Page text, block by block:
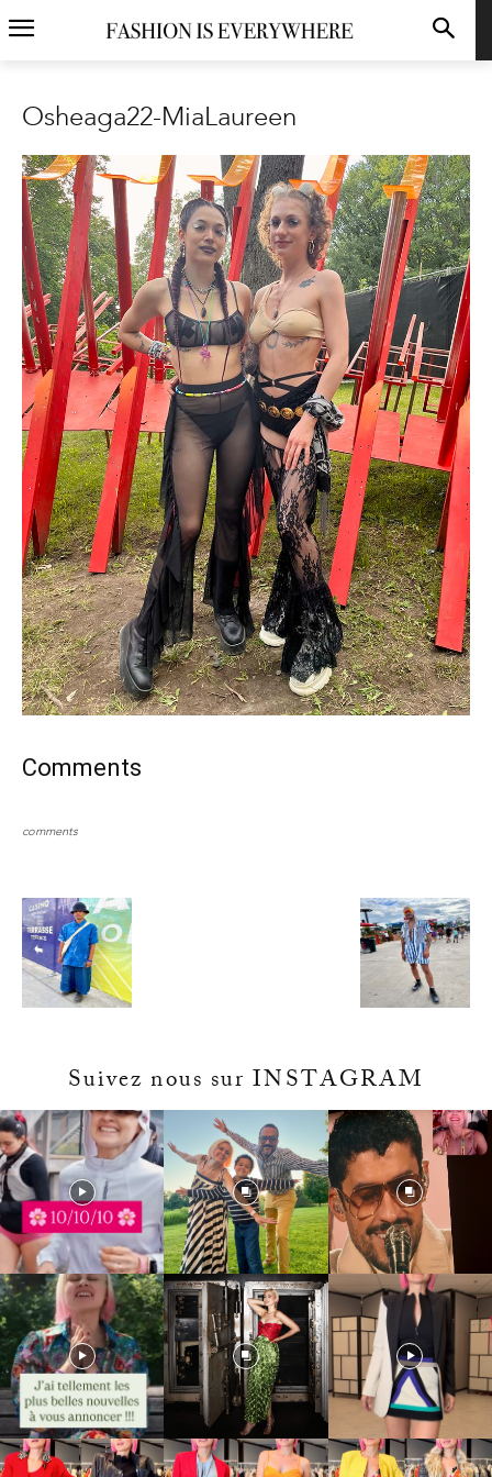
Osheaga22-MiaLaureen
Comments
comments
Suivez nous sur INSTAGRAM